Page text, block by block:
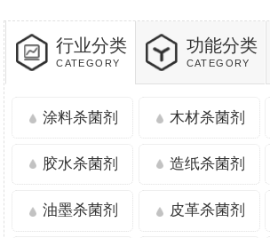
行业分类
CATEGORY
涂料杀菌剂 木材杀菌剂
胶水杀菌剂 造纸杀菌剂
油墨杀菌剂 皮革杀菌剂
功能分类
CATEGORY